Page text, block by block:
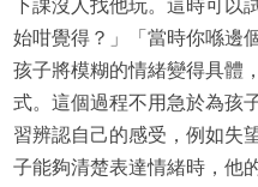
下課沒人找他玩。這時可以
始咁覺得？」「當時你喺邊
孩子將模糊的情緒變得具體
式。這個過程不用急於為孩
習辨認自己的感受，例如失
子能夠清楚表達情緒時，他